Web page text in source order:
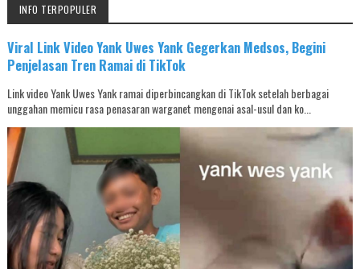
INFO TERPOPULER
Viral Link Video Yank Uwes Yank Gegerkan Medsos, Begini
Penjelasan Tren Ramai di TikTok
Link video Yank Uwes Yank ramai diperbincangkan di TikTok setelah berbagai
unggahan memicu rasa penasaran warganet mengenai asal-usul dan ko...